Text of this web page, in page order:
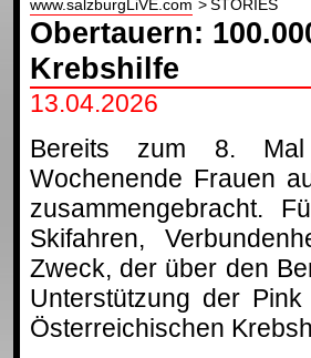
www.salzburgLiVE.com STORIES
Obertauern:
Krebshilfe
13.04.2026
Bereits zum 8. Mal
Wochenende Frauen
zusammengebracht.
Skifahren,
Zweck, der über den
Unterstützung der
Österreichischen